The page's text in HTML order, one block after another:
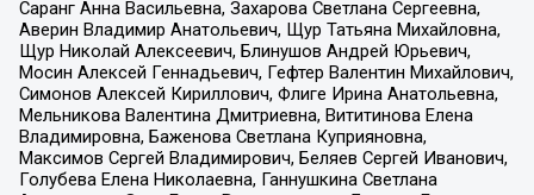
Саранг Анна Васильевна, Захарова Светлана Сергеевна,
Аверин Владимир Анатольевич, Щур Татьяна Михайловна,
Щур Николай Алексеевич, Блинушов Андрей Юрьевич,
Мосин Алексей Геннадьевич, Гефтер Валентин Михайлович,
Симонов Алексей Кириллович, Флиге Ирина Анатольевна,
Мельникова Валентина Дмитриевна, Вититинова Елена
Владимировна, Баженова Светлана Куприяновна,
Максимов Сергей Владимирович, Беляев Сергей Иванович,
Голубева Елена Николаевна, Ганнушкина Светлана